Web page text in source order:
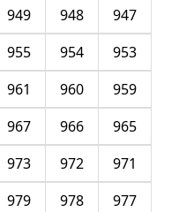
947
948
949
953
954
955
959
960
961
965
966
967
971
972
973
977
978
979